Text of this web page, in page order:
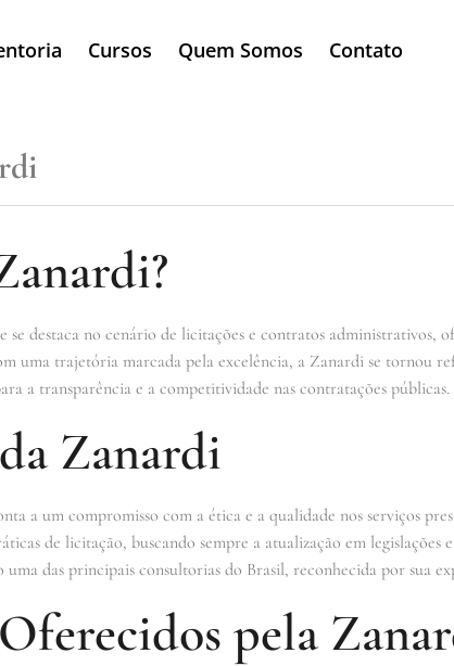
Cursos Quem Somos Contato
se destaca no cenário de licitações e contratos administrativos,
uma trajetória marcada pela excelência, a Zanardi se tornou
a transparência e a competitividade nas contratações públicas.
Zanardi
a um compromisso com a ética e a qualidade nos serviços
de licitação, buscando sempre a atualização em legislações
das principais consultorias do Brasil, reconhecida por sua
pela